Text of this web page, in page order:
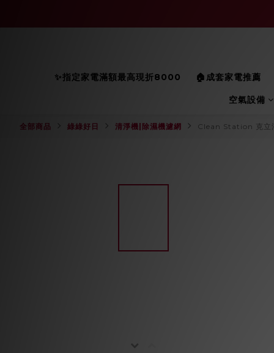
✨指定家電滿額最高現折8000 🏠成套家電推薦
空氣設備
全部商品 綠綠好日 清淨機|除濕機濾網 Clean Station 克立